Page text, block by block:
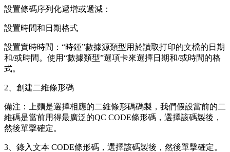
設置條碼序列化遞增或遞減：
設置時間和日期格式
設置實時時間：“時鍾”數據源類型用於讀取打印的文檔的日期
和/或時間。使用“數據類型”選項卡來選擇日期和/或時間的格
式。
2、創建二維條形碼
備注：上麵是選擇相應的二維條形碼碼製，我們假設當前的二
維碼是當前用得最廣泛的QC CODE條形碼，選擇該碼製後，
然後單擊確定。
3、錄入文本 CODE條形碼，選擇該碼製後，然後單擊確定。